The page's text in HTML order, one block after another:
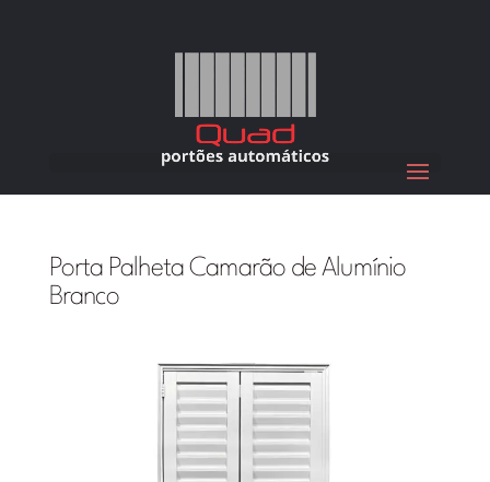
Porta Palheta Camarão de Alumínio
Branco